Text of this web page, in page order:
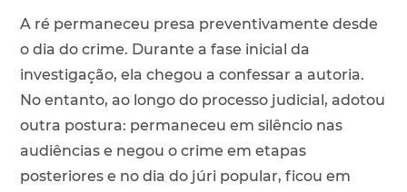
A ré permaneceu presa preventivamente desde
o dia do crime. Durante a fase inicial da
investigação, ela chegou a confessar a autoria.
No entanto, ao longo do processo judicial, adotou
outra postura: permaneceu em silêncio nas
audiências e negou o crime em etapas
posteriores e no dia do júri popular, ficou em